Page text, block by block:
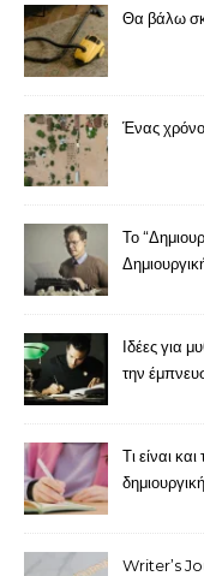
Θα βάλω
Ένας
Το
Ιδέες για
την
Τι είναι και
Writer’s